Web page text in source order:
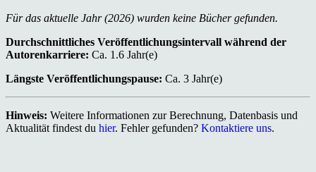
Für das aktuelle Jahr (2026) wurden keine Bücher gefunden.
Durchschnittliches Veröffentlichungsintervall während der
Autorenkarriere: Ca. 1.6 Jahr(e)
Längste Veröffentlichungspause: Ca. 3 Jahr(e)
Hinweis: Weitere Informationen zur Berechnung, Datenbasis und
Aktualität findest du hier. Fehler gefunden? Kontaktiere uns.